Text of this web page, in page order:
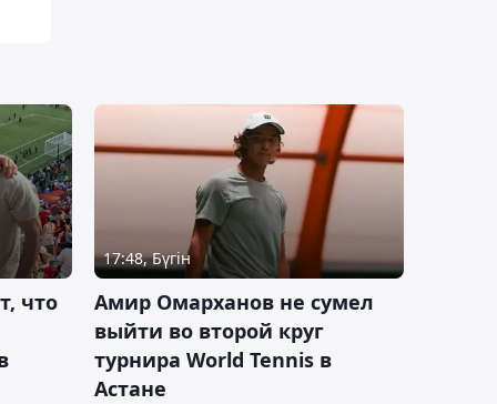
что
17:48, Бүгін
Амир Омарханов не сумел
выйти во второй круг
турнира World Tennis в
Астане